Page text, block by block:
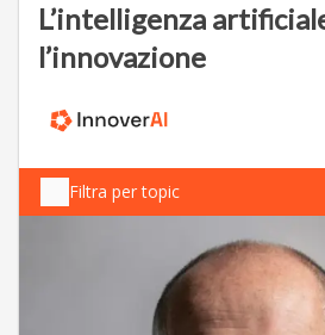
L’intelligenza
l’innovazione
Filtra per topic